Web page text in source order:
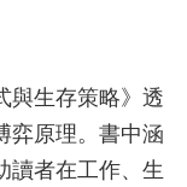
與生存策略》透
弈原理。書中涵
讀者在工作、生